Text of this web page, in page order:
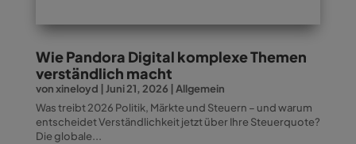
Wie Pandora Digital komplexe Themen
verständlich macht
vonxineloyd Juni 21, 2026
Allgemein
Was treibt 2026 Politik, Märkte und Steuern – und warum
entscheidet Verständlichkeit jetzt über Ihre Steuerquote?
Die globale...